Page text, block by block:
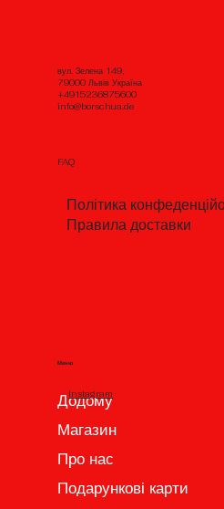
вул. Зелена 149,
79000 Львів Україна
+4915236875600
info@borschua.de
Меню
Додому
Магазин
Про нас
Подарункові карти
FAQ
Політика
Правила доставки
Instagram